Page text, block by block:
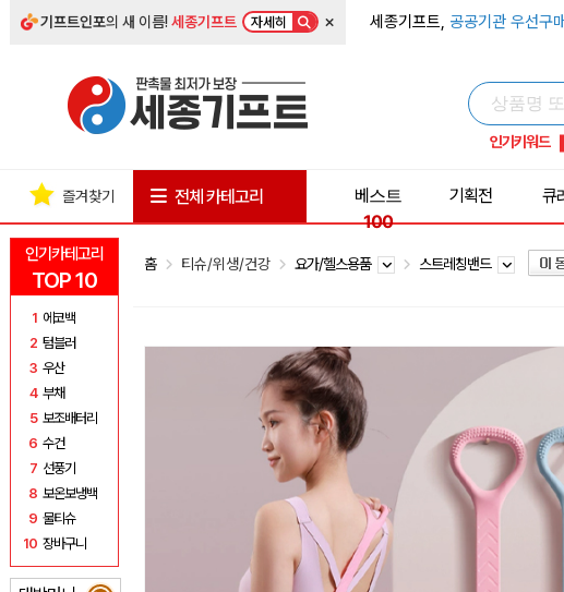
기프트인포의 새 이름!세종기프트 자세히 × 세종기프트, 공공기관 우선구
인기키워드
인기카테고리
TOP 10
1 에코백
2 텀블러
3 우산
4 부채
5 보조배터리
6 수건
7 선풍기
8 보온보냉백
9 물티슈
10 장바구니
즐겨찾기 전체 카테고리
베스트
100
기획전 큐
홈 티슈/위생/건강 요가/헬스용품 스트레칭밴드